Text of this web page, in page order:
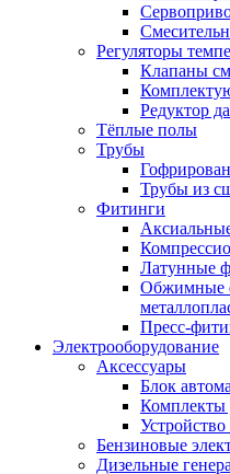
Регуляторы
Клапаны
Редуктор
Тёплые полы
Трубы
Трубы из
Фитинги
Латунные
Обжимные
Пресс-
Электрооборудование
Аксессуары
Блок
Комплекты
Устройство
Бензиновые
Дизельные